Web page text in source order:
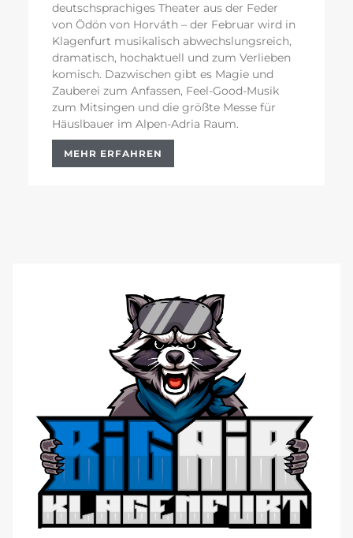
deutschsprachiges Theater aus der Feder
von Ödön von Horváth – der Februar wird in
Klagenfurt musikalisch abwechslungsreich,
dramatisch, hochaktuell und zum Verlieben
komisch. Dazwischen gibt es Magie und
Zauberei zum Anfassen, Feel-Good-Musik
zum Mitsingen und die größte Messe für
Häuslbauer im Alpen-Adria Raum.
MEHR ERFAHREN